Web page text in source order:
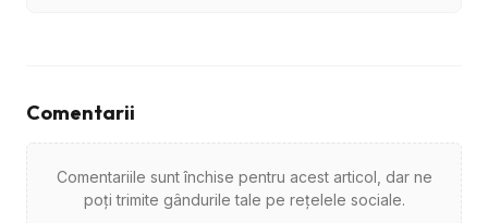
Comentarii
Comentariile sunt închise pentru acest articol, dar ne
poți trimite gândurile tale pe rețelele sociale.